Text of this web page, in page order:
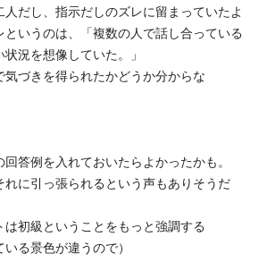
人だし、指示だしのズレに留まっていたよ
というのは、「複数の人で話し合っている
況を想像していた。」
気づきを得られたかどうか分からな
回答例を入れておいたらよかったかも。
に引っ張られるという声もありそうだ
は初級ということをもっと強調する
る景色が違うので）